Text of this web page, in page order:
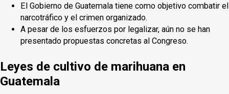
El Gobierno de Guatemala tiene como objetivo combatir el
narcotráfico y el crimen organizado.
A pesar de los esfuerzos por legalizar, aún no se han
presentado propuestas concretas al Congreso.
Leyes de cultivo de marihuana en
Guatemala